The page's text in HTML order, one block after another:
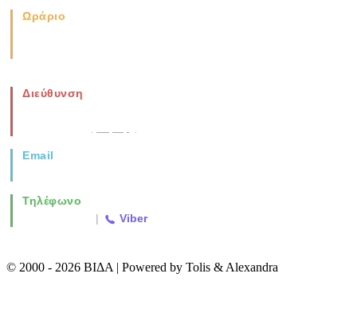
Ωράριο
Διεύθυνση
Email
Τηλέφωνο
| Viber
© 2000 - 2026 ΒΙΔΑ | Powered by Tolis & Alexandra